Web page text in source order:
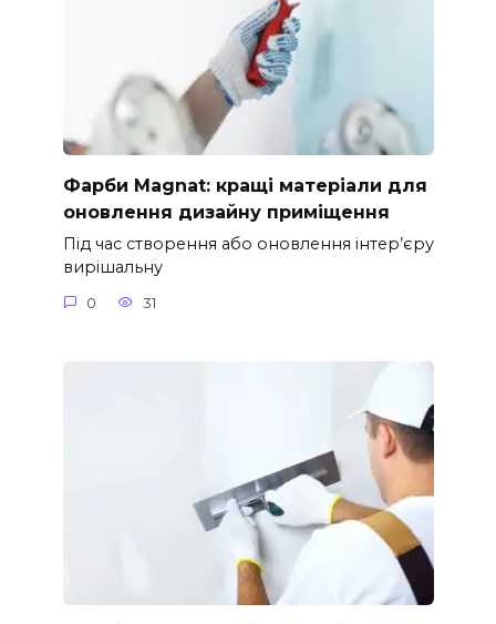
Фарби Magnat: кращі матеріали для
оновлення дизайну приміщення
Під час створення або оновлення інтер’єру
вирішальну
0 31